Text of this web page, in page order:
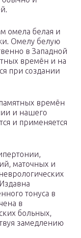
омела белая и
Омелу белую
в Западной
времён и на
при создании
времён
и нашего
и применяется
маточных и
тонуса в
в
больных,
замедлению